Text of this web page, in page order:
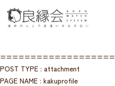
POST TYPE : attachment
PAGE NAME : kakuprofile